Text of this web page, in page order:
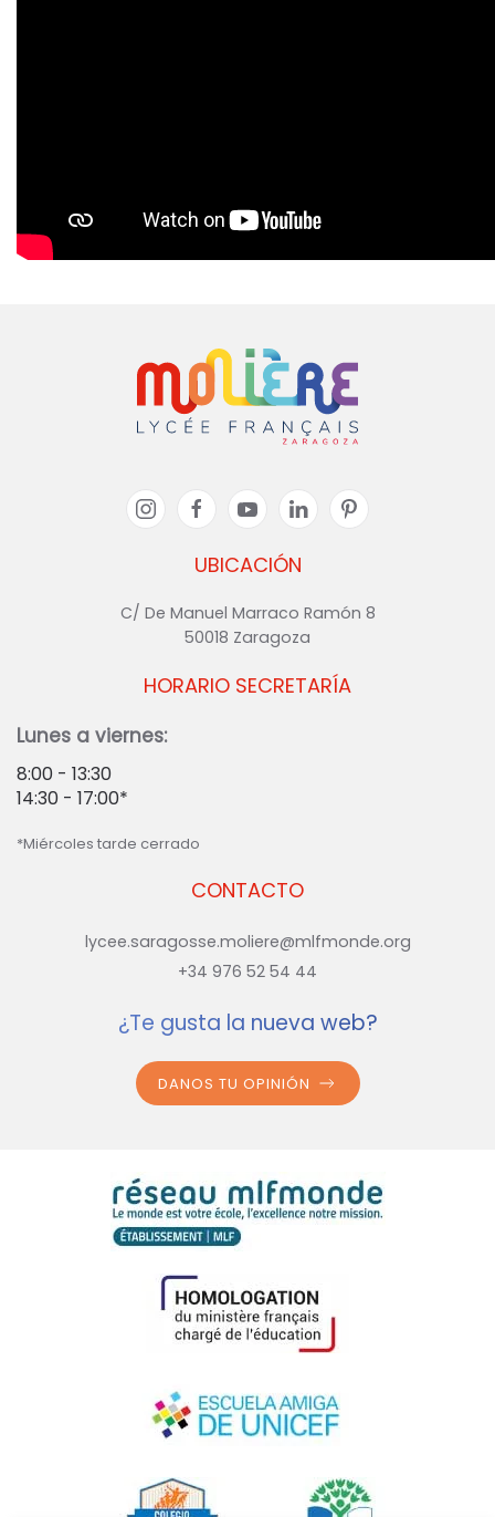
UBICACIÓN
C/ De Manuel Marraco Ramón 8
50018 Zaragoza
CONTACTO
lycee.saragosse.moliere@mlfmonde.org
+34 976 52 54 44
HORARIO SECRETARÍA
Lunes a viernes:
8:00 - 13:30
14:30 - 17:00*
*Miércoles tarde cerrado
¿Te gusta la nueva web?
DANOS TU OPINIÓN